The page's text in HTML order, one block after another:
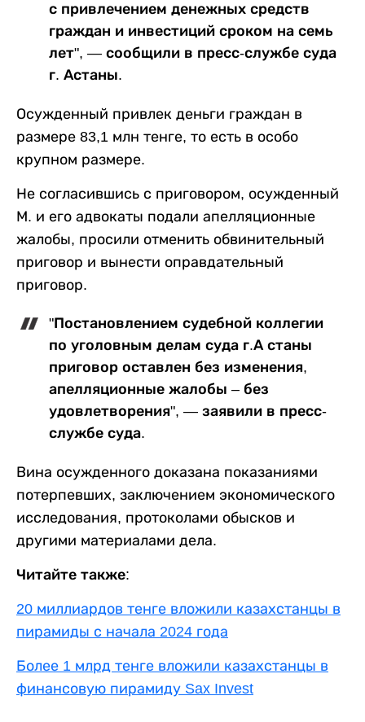
с привлечением денежных средств
граждан и инвестиций сроком на семь
лет", — сообщили в пресс-службе суда
г. Астаны.
Осужденный привлек деньги граждан в
размере 83,1 млн тенге, то есть в особо
крупном размере.
Не согласившись с приговором, осужденный
М. и его адвокаты подали апелляционные
жалобы, просили отменить обвинительный
приговор и вынести оправдательный
приговор.
"Постановлением судебной коллегии
по уголовным делам суда г.А станы
приговор оставлен без изменения,
апелляционные жалобы – без
удовлетворения", — заявили в пресс-
службе суда.
Вина осужденного доказана показаниями
потерпевших, заключением экономического
исследования, протоколами обысков и
другими материалами дела.
Читайте также:
20 миллиардов тенге вложили казахстанцы в
пирамиды с начала 2024 года
Более 1 млрд тенге вложили казахстанцы в
финансовую пирамиду Sax Invest